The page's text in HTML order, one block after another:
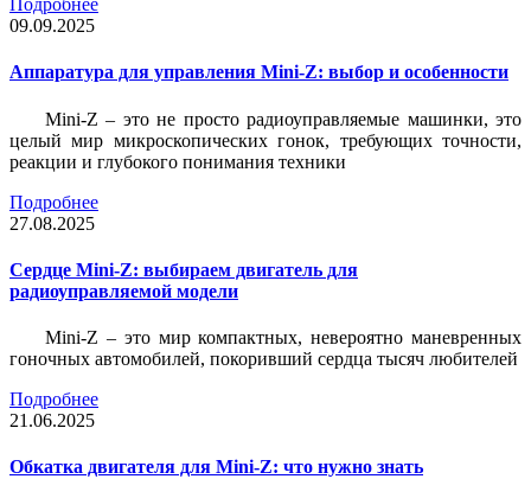
Подробнее
09.09.2025
Аппаратура для управления Mini-Z: выбор и особенности
Mini-Z – это не просто радиоуправляемые машинки, это
целый мир микроскопических гонок, требующих точности,
реакции и глубокого понимания техники
Подробнее
27.08.2025
Сердце Mini-Z: выбираем двигатель для
радиоуправляемой модели
Mini-Z – это мир компактных, невероятно маневренных
гоночных автомобилей, покоривший сердца тысяч любителей
Подробнее
21.06.2025
Обкатка двигателя для Mini-Z: что нужно знать